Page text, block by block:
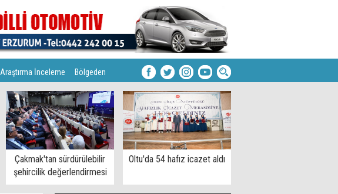
Araştırma İnceleme Bölgeden
Çakmak'tan sürdürülebilir
şehircilik değerlendirmesi
Oltu'da 54 hafız icazet aldı